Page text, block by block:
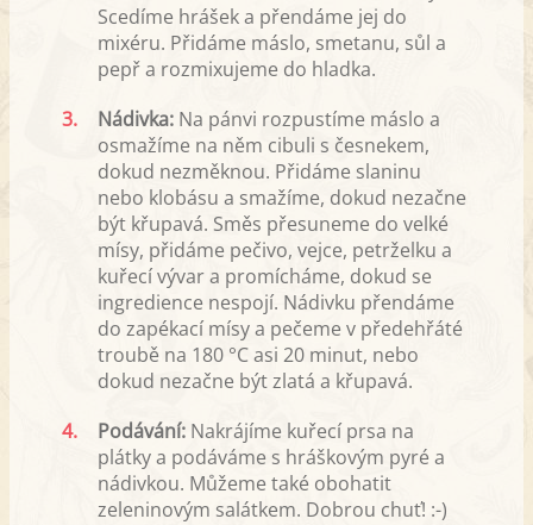
Scedíme hrášek a přendáme jej do
mixéru. Přidáme máslo, smetanu, sůl a
pepř a rozmixujeme do hladka.
3.
Nádivka: Na pánvi rozpustíme máslo a
osmažíme na něm cibuli s česnekem,
dokud nezměknou. Přidáme slaninu
nebo klobásu a smažíme, dokud nezačne
být křupavá. Směs přesuneme do velké
mísy, přidáme pečivo, vejce, petrželku a
kuřecí vývar a promícháme, dokud se
ingredience nespojí. Nádivku přendáme
do zapékací mísy a pečeme v předehřáté
troubě na 180 °C asi 20 minut, nebo
dokud nezačne být zlatá a křupavá.
4.
Podávání: Nakrájíme kuřecí prsa na
plátky a podáváme s hráškovým pyré a
nádivkou. Můžeme také obohatit
zeleninovým salátkem. Dobrou chuť! :-)